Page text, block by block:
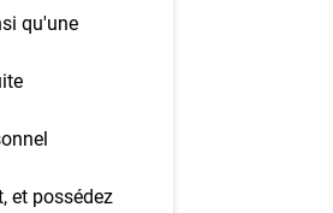
qu'une
et possédez